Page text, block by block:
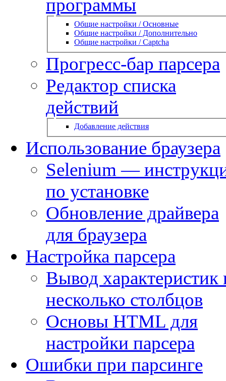
программы
Общие настройки / Основные
Общие настройки / Дополнительно
Общие настройки / Captcha
Прогресс-бар парсера
Редактор списка
действий
Добавление действия
Использование браузера
Selenium —
по установке
Обновление драйвера
для браузера
Настройка парсера
Вывод характеристик
несколько столбцов
Основы HTML для
настройки парсера
Ошибки при парсинге